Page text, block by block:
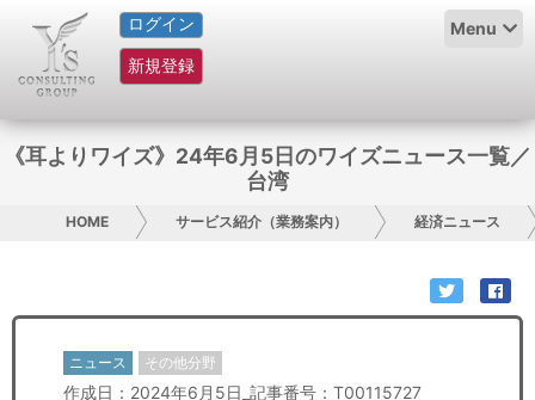
ログイン
新規登録
Menu
HOME
サービス紹介
お問い合わせ
日本人にPR
《耳よりワイズ》24年6月5日のワイズニュース一覧／
台湾
HOME サービス紹介（業務案内） 経済ニュース
ニュース その他分野
作成日：2024年6月5日_記事番号：T00115727